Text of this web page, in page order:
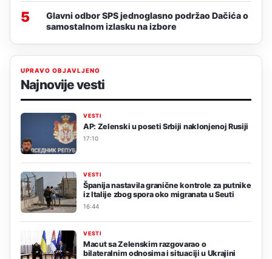
5
Glavni odbor SPS jednoglasno podržao Dačića o
samostalnom izlasku na izbore
UPRAVO OBJAVLJENO
Najnovije vesti
VESTI
AP: Zelenski u poseti Srbiji naklonjenoj Rusiji
17:10
VESTI
Španija nastavila granične kontrole za putnike
iz Italije zbog spora oko migranata u Seuti
16:44
VESTI
Macut sa Zelenskim razgovarao o
bilateralnim odnosima i situaciji u Ukrajini